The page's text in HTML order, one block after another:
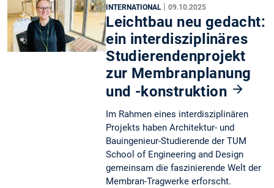
INTERNATIONAL |09.10.2025
Leichtbau neu gedacht:
ein interdisziplinäres
Studierendenprojekt
zur Membranplanung
und -konstruktion
Im Rahmen eines interdisziplinären
Projekts haben Architektur- und
Bauingenieur-Studierende der TUM
School of Engineering and Design
gemeinsam die faszinierende Welt der
Membran-Tragwerke erforscht.